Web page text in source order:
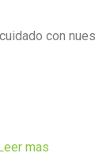
con
Leer mas